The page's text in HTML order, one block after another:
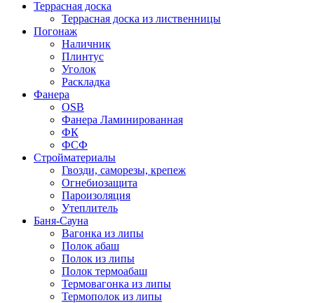
Террасная доска
Террасная доска из лиственницы
Погонаж
Наличник
Плинтус
Уголок
Раскладка
Фанера
OSB
Фанера Ламинированная
ФК
ФСФ
Стройматериалы
Гвозди, саморезы, крепеж
Огнебиозащита
Пароизоляция
Утеплитель
Баня-Сауна
Вагонка из липы
Полок абаш
Полок из липы
Полок термоабаш
Термовагонка из липы
Термополок из липы